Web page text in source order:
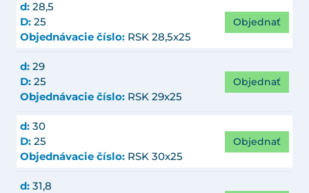
d: 28,5
D: 25
Objednávacie číslo: RSK 28,5x25
Objednať
d: 29
D: 25
Objednávacie číslo: RSK 29x25
Objednať
d: 30
D: 25
Objednávacie číslo: RSK 30x25
Objednať
d: 31,8